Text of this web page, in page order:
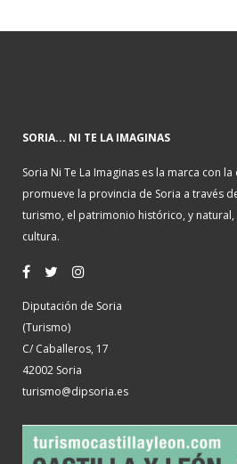
SORIA... NI TE LA IMAGINAS
Soria Ni Te La Imaginas es la marca con
promueve la provincia de Soria a través
turismo, el patrimonio histórico, y
cultura.
Diputación de Soria
(Turismo)
C/ Caballeros, 17
42002 Soria
turismo@dipsoria.es